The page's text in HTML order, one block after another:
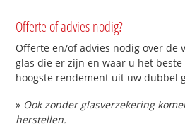
Offerte of advies nodig?
Offerte en/of advies nodig over de
glas die er zijn en waar u het
hoogste rendement uit uw dubbel
» Ook zonder glasverzekering
herstellen.